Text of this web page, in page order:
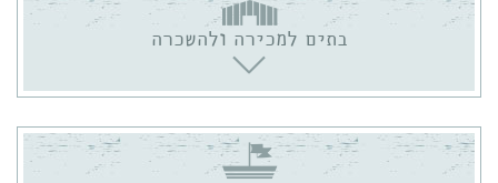
בתים למכירה ולהשכרה